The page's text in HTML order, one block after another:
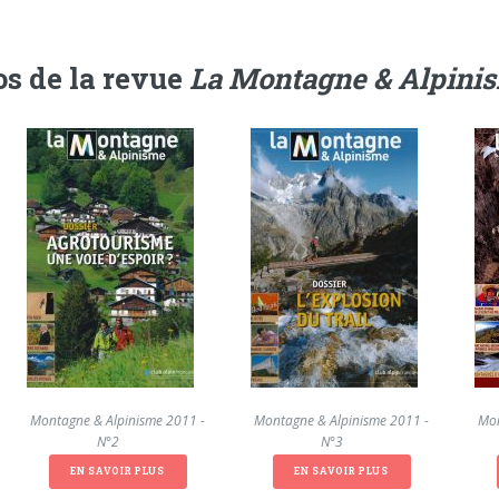
de la revue La Montagne &
La Montagne & Alpinisme 2011 -
N°2
EN SAVOIR PLUS
La Montagne & Alpinisme 2011 -
N°3
EN SAVOIR PLUS
La